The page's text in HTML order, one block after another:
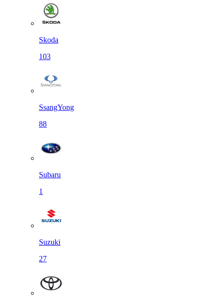
Skoda
103
SsangYong
88
Subaru
1
Suzuki
27